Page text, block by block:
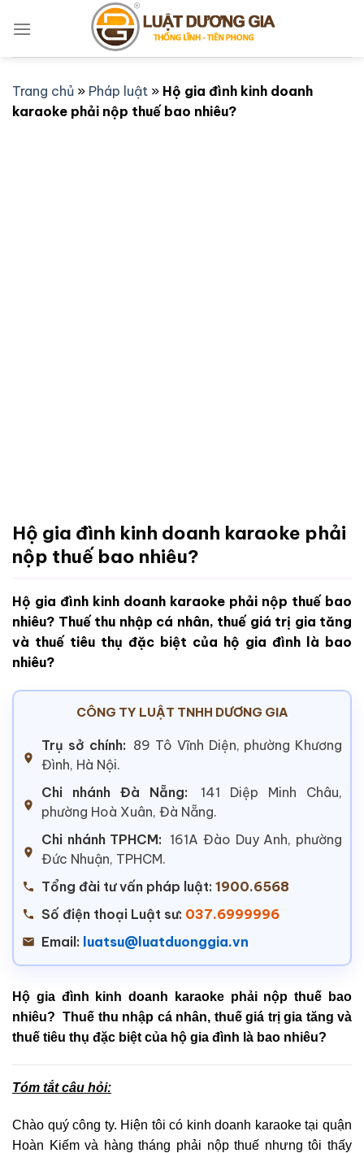
qua
Trang chủ » Pháp luật » Hộ gia đình kinh doanh
karaoke phải nộp thuế bao nhiêu?
Hộ gia đình kinh doanh karaoke phải
nộp thuế bao nhiêu?
Hộ gia đình kinh doanh karaoke phải nộp thuế bao
nhiêu? Thuế thu nhập cá nhân, thuế giá trị gia tăng
và thuế tiêu thụ đặc biệt của hộ gia đình là bao
nhiêu?
CÔNG TY LUẬT TNHH DƯƠNG GIA
Trụ sở chính: 89 Tô Vĩnh Diện, phường Khương
Đình, Hà Nội.
Chi nhánh Đà Nẵng:
141 Diệp Minh Châu,
phường Hoà Xuân, Đà Nẵng.
Chi nhánh TPHCM: 161A Đào Duy Anh, phường
Đức Nhuận, TPHCM.
Tổng đài tư vấn pháp luật: 1900.6568
Số điện thoại Luật sư: 037.6999996
Email: luatsu@luatduonggia.vn
Hộ gia đình kinh doanh karaoke phải nộp thuế bao
nhiêu? Thuế thu nhập cá nhân, thuế giá trị gia tăng và
thuế tiêu thụ đặc biệt của hộ gia đình là bao nhiêu?
Tóm tắt câu hỏi:
Chào quý công ty. Hiện tôi có kinh doanh karaoke tại quận
Hoàn Kiếm và hàng tháng phải nộp thuế nhưng tôi thấy